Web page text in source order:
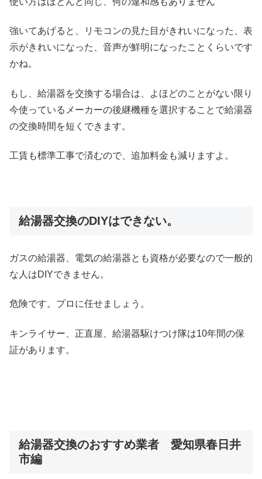
強いてあげると、リモコンの見た目がきれいになった、表
示がきれいになった、音声が鮮明になったことくらいです
かね。
もし、給湯器を交換する場合は、よほどのことがない限り
今使っているメーカーの後継機種を選択することで給湯器
の交換時間を短くできます。
工賃も標準工事で済むので、追加料金も減りますよ。
給湯器交換のDIYはできない。
ガスの給湯器、電気の給湯器とも資格が必要なので一般的
な人はDIYできません。
危険です。プロに任せましょう。
キンライサー、正直屋、給湯器駆けつけ隊は10年間の保
証があります。
給湯器交換のおすすめ業者 愛知県春日井
市編